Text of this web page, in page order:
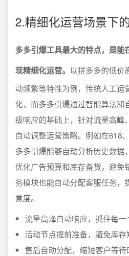
2.精细化运营场景下
多多引爆工具最大的特点，是能
现精细化运营。 以拼多多的低价
动频繁等特性为例，传统人工运
化，而多多引爆通过智能算法和
级响应的基础上，针对流量高峰
自动调整运营策略。例如在618
多多引爆能够自动分析历史数据
优化广告预算和库存备货，避免
务模块也能自动分配客服任务，
意度。
流量高峰自动响应，抓住每一
活动节点提前准备，避免库
售后自动分配，缩短客户等待